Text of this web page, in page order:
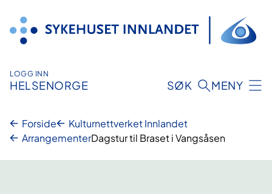
innhold
LOGG INN
HELSENORGE SØK MENY
Forside
Kulturnettverket Innlandet
ArrangementerDagstur til Braset i Vangsåsen